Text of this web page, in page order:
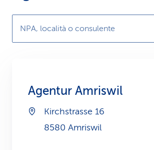
n
t
i
s
NPA, località o consulente
Agentur Amriswil
Kirchstrasse 16
8580 Amriswil